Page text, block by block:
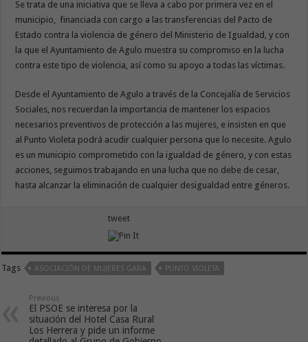
Se trata de una iniciativa que se lleva a cabo por primera vez en el
municipio, financiada con cargo a las transferencias del Pacto de
Estado contra la violencia de género del Ministerio de Igualdad, y con
la que el Ayuntamiento de Agulo muestra su compromiso en la lucha
contra este tipo de violencia, así como su apoyo a todas las víctimas.
Desde el Ayuntamiento de Agulo a través de la Concejalía de Servicios
Sociales, nos recuerdan la importancia de mantener los espacios
necesarios preventivos de protección a las mujeres, e insisten en que
al Punto Violeta podrá acudir cualquier persona que lo necesite. Agulo
es un municipio comprometido con la igualdad de género, y con estas
acciones, seguimos trabajando en una lucha que no debe de cesar,
hasta alcanzar la eliminación de cualquier desigualdad entre géneros.
tweet
Tags ASOCIACIÓN DE MUJERES GARA PUNTO VIOLETA
Previous
El PSOE se interesa por la
situación del Hotel Casa Rural
Los Herrera y pide un informe